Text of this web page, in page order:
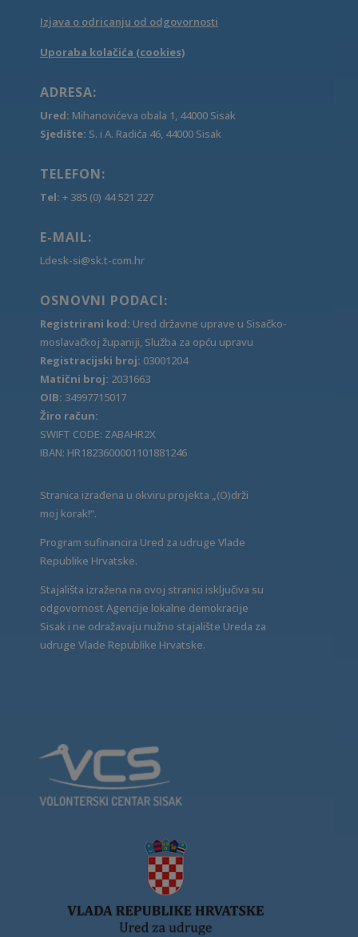
Izjava o odricanju od odgovornosti
Uporaba kolačića (cookies)
ADRESA:
Ured: Mihanovićeva obala 1, 44000 Sisak
Sjedište: S. i A. Radića 46, 44000 Sisak
TELEFON:
Tel: + 385 (0) 44 521 227
E-MAIL:
Ldesk-si@sk.t-com.hr
OSNOVNI PODACI:
Registrirani kod: Ured državne uprave u Sisačko-
moslavačkoj županiji, Služba za opću upravu
Registracijski broj: 03001204
Matični broj: 2031663
OIB: 34997715017
Žiro račun:
SWIFT CODE: ZABAHR2X
IBAN: HR1823600001101881246
Stranica izrađena u okviru projekta „(O)drži
moj korak!“.
Program sufinancira Ured za udruge Vlade
Republike Hrvatske.
Stajališta izražena na ovoj stranici isključiva su
odgovornost Agencije lokalne demokracije
Sisak i ne odražavaju nužno stajalište Ureda za
udruge Vlade Republike Hrvatske.